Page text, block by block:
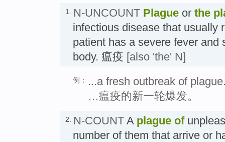
1. N-UNCOUNT Plague or the
infectious disease that usually
patient has a severe fever and
body. 瘟疫 [also 'the' N]
例：
...a fresh outbreak of
…瘟疫的新一轮爆发。
2. N-COUNT A plague of
number of them that arrive or